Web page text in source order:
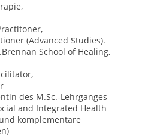
(Advanced Studies).
School of Healing,
des M.Sc.-Lehrganges
and Integrated Health
komplementäre